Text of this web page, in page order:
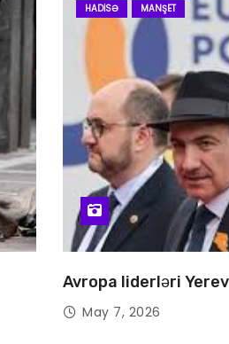
HADISƏ MANŞET
Avropa liderləri
May 7, 2026